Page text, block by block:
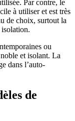
Par contre, le
à utiliser et est très
de choix, surtout la
ou
et isolant. La
dans l’auto-
de